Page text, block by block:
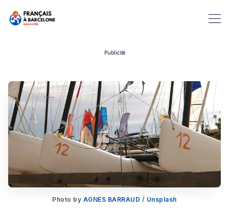
Rechercher dans Français à
Publicité
Photo by AGNES BARRAUD / Unsplash